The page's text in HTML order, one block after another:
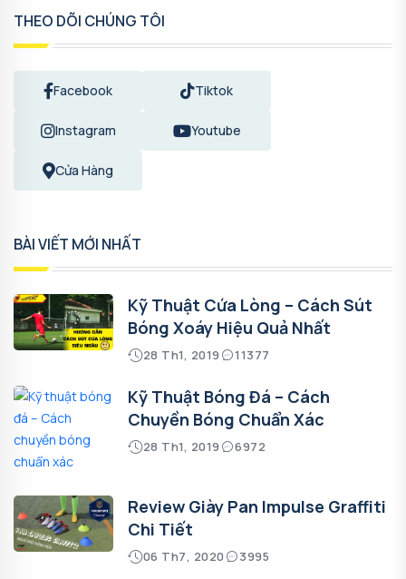
THEO DÕI CHÚNG TÔI
Facebook Tiktok
Instagram Youtube
Cửa Hàng
BÀI VIẾT MỚI NHẤT
Kỹ Thuật Cứa Lòng – Cách Sút
Bóng Xoáy Hiệu Quả Nhất
28 Th1, 2019 11377
Kỹ Thuật Bóng Đá – Cách
Chuyền Bóng Chuẩn Xác
28 Th1, 2019 6972
Review Giày Pan Impulse Graffiti
Chi Tiết
06 Th7, 2020 3995